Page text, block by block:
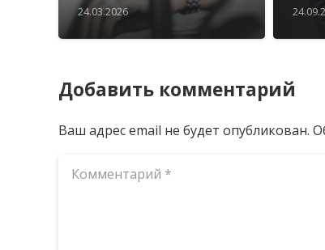
24.03.2026
Добавить комментарий
Ваш адрес email не будет опубликован.